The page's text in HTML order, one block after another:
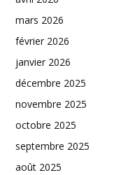
mars 2026
février 2026
janvier 2026
décembre 2025
novembre 2025
octobre 2025
septembre 2025
août 2025